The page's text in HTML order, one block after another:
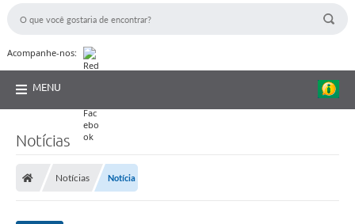
Acompanhe-nos:
MENU
Notícias
Notícias Notícia